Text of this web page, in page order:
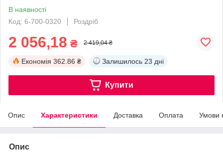
В наявності
Код: 6-700-0320
Роздріб
2 056,18 ₴ 2 419,04 ₴
Економія 362.86 ₴ Залишилось 23 дні
Купити
Опис Характеристики Доставка Оплата Умови
Опис